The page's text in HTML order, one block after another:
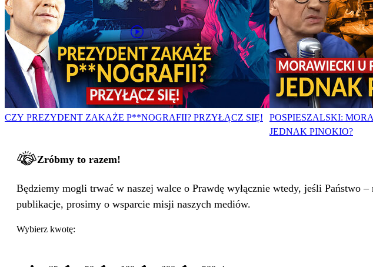
CZY PREZYDENT ZAKAŻE P**NOGRAFII? PRZYŁĄCZ SIĘ!
POSPIESZALSKI:
JEDNAK PINOKIO?
Zróbmy to razem!
Będziemy mogli trwać w naszej walce o Prawdę wyłącznie wtedy, jeśli Państwo
publikacje, prosimy o wsparcie misji naszych mediów.
Wybierz kwotę: